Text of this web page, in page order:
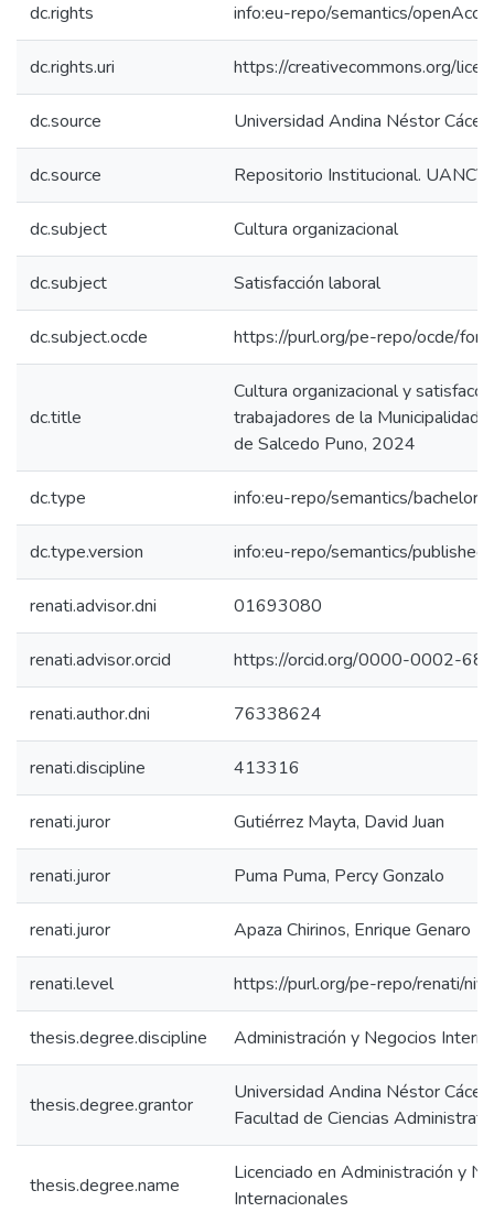
dc.rights info:eu-repo/semantics/
dc.rights.uri https://creativecommons.org/
dc.source Universidad Andina Néstor
dc.source Repositorio Institucional. UANCV
dc.subject Cultura organizacional
dc.subject Satisfacción laboral
dc.subject.ocde https://purl.org/pe-repo/ocde/
dc.title
Cultura organizacional y
trabajadores de la Municipalidad
de Salcedo Puno, 2024
dc.type info:eu-repo/semantics/
dc.type.version info:eu-repo/semantics/
renati.advisor.dni 01693080
renati.advisor.orcid https://orcid.org/0000-0002-
renati.author.dni 76338624
renati.discipline 413316
renati.juror Gutiérrez Mayta, David Juan
renati.juror Puma Puma, Percy Gonzalo
renati.juror Apaza Chirinos, Enrique Genaro
renati.level https://purl.org/pe-repo/renati/
thesis.degree.discipline Administración y Negocios
thesis.degree.grantor
Universidad Andina Néstor
Facultad de Ciencias
thesis.degree.name
Licenciado en Administración y
Internacionales